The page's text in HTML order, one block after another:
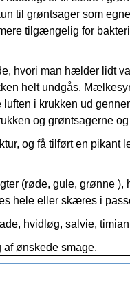
til grøntsager som
tilgængelig for
man hælder lidt
helt undgås.
luften i krukken ud
og grøntsagerne
og få tilført en
(røde, gule, grønne
hele eller skæres i
hvidløg, salvie,
ønskede smage.
ved at